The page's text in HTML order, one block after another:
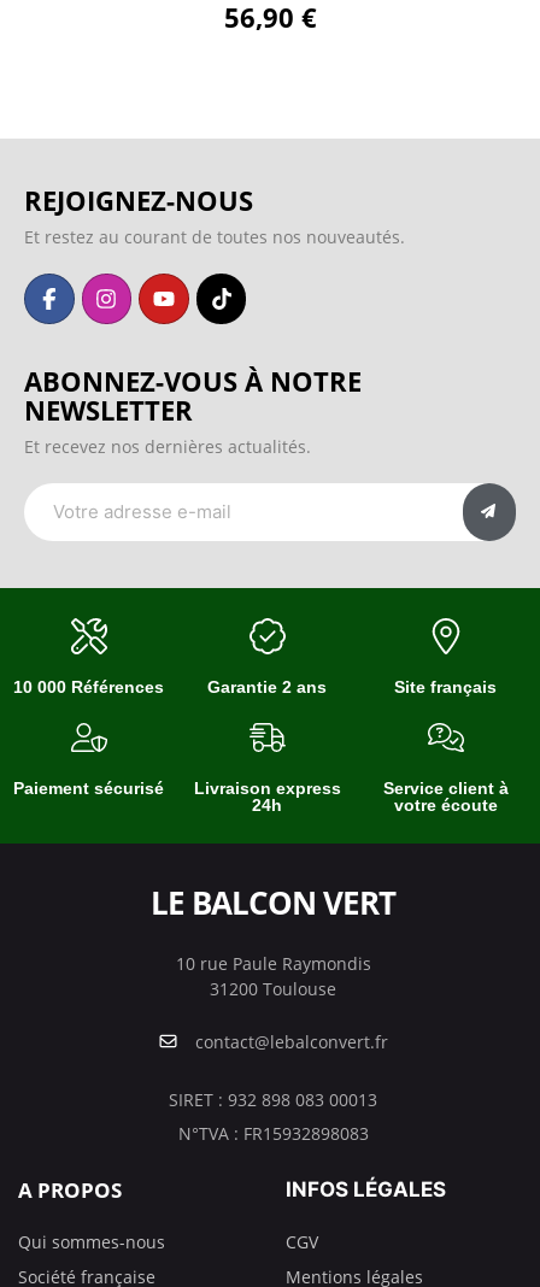
56,90 €
REJOIGNEZ-NOUS
Et restez au courant de toutes nos nouveautés.
ABONNEZ-VOUS À NOTRE
NEWSLETTER
Et recevez nos dernières actualités.
10 000 Références Garantie 2 ans Site français
Paiement sécurisé
Livraison express
24h
Service client à
votre écoute
LE BALCON VERT
10 rue Paule Raymondis
31200 Toulouse
contact@lebalconvert.fr
SIRET : 932 898 083 00013
N°TVA : FR15932898083
A PROPOS
Qui sommes-nous
Société française
INFOS LÉGALES
CGV
Mentions légales